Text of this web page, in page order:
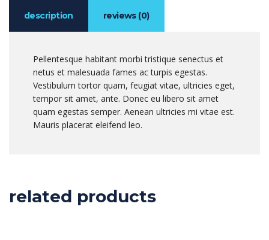
description reviews (0)
Pellentesque habitant morbi tristique senectus et
netus et malesuada fames ac turpis egestas.
Vestibulum tortor quam, feugiat vitae, ultricies eget,
tempor sit amet, ante. Donec eu libero sit amet
quam egestas semper. Aenean ultricies mi vitae est.
Mauris placerat eleifend leo.
related products